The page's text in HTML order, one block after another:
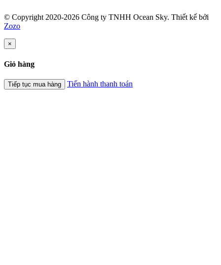
© Copyright 2020-2026 Công ty TNHH Ocean Sky. Thiết kế bởi
Zozo
×
Giỏ hàng
Tiếp tục mua hàng Tiến hành thanh toán